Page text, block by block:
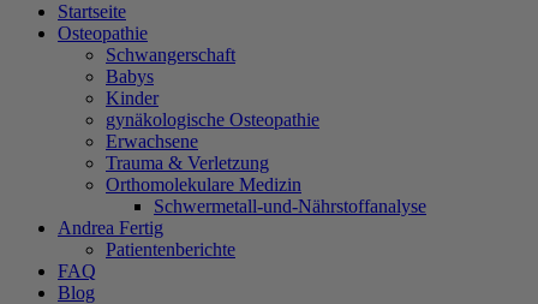
Startseite
Osteopathie
Schwangerschaft
Babys
Kinder
gynäkologische Osteopathie
Erwachsene
Trauma & Verletzung
Orthomolekulare Medizin
Schwermetall-und-Nährstoffanalyse
Andrea Fertig
Patientenberichte
FAQ
Blog